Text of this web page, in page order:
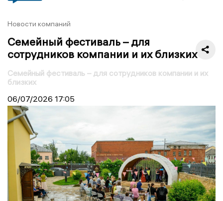
Новости компаний
Семейный фестиваль – для
сотрудников компании и их близких
Семейный фестиваль – для сотрудников компании и их
близких
06/07/2026 17:05